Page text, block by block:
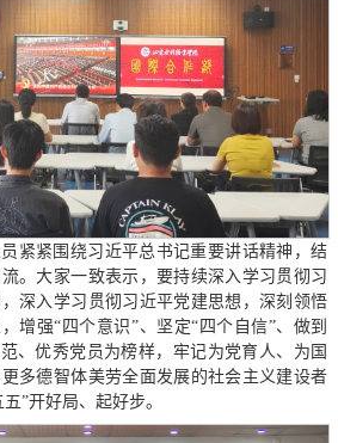
紧紧围绕习近平总书记重要讲话精神，结
。大家一致表示，要持续深入学习贯彻习
深入学习贯彻习近平党建思想，深刻领悟
增强“四个意识”、坚定“四个自信”、做到
、优秀党员为榜样，牢记为党育人、为国
多德智体美劳全面发展的社会主义建设者
”开好局、起好步。